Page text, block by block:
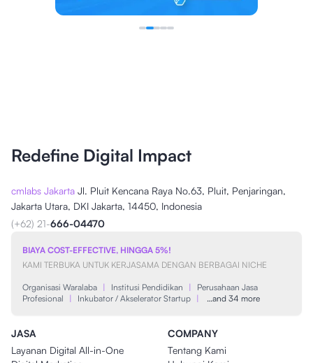
Redefine Digital Impact
cmlabs Jakarta Jl. Pluit Kencana Raya No.63, Pluit, Penjaringan,
Jakarta Utara, DKI Jakarta, 14450, Indonesia
(+62) 21-666-04470
BIAYA COST-EFFECTIVE, HINGGA 5%!
KAMI TERBUKA UNTUK KERJASAMA DENGAN BERBAGAI NICHE
Organisasi Waralaba | Institusi Pendidikan |
Perusahaan Jasa
Profesional
| Inkubator / Akselerator Startup | …and 34 more
JASA
Layanan Digital All-in-One
COMPANY
Tentang Kami